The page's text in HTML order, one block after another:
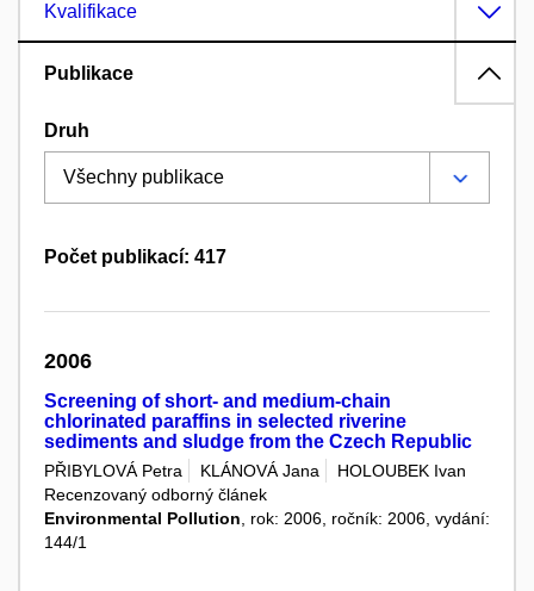
Kvalifikace
Publikace
Druh
Počet publikací: 417
2006
Screening of short- and medium-chain
chlorinated paraffins in selected riverine
sediments and sludge from the Czech Republic
PŘIBYLOVÁ Petra KLÁNOVÁ Jana
HOLOUBEK Ivan
Recenzovaný odborný článek
Environmental Pollution, rok: 2006, ročník: 2006, vydání:
144/1